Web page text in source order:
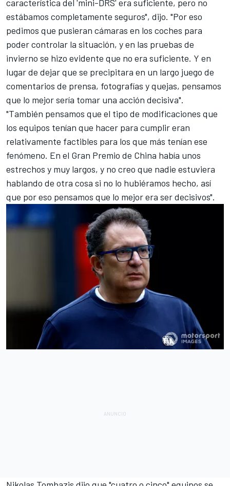
característica del 'mini-DRS' era suficiente, pero no
estábamos completamente seguros", dijo. "Por eso
pedimos que pusieran cámaras en los coches para
poder controlar la situación, y en las pruebas de
invierno se hizo evidente que no era suficiente. Y en
lugar de dejar que se precipitara en un largo juego de
comentarios de prensa, fotografías y quejas, pensamos
que lo mejor sería tomar una acción decisiva".
"También pensamos que el tipo de modificaciones que
los equipos tenían que hacer para cumplir eran
relativamente factibles para los que más tenían ese
fenómeno. En el Gran Premio de China había unos
estrechos y muy largos, y no creo que nadie estuviera
hablando de otra cosa si no lo hubiéramos hecho, así
que por eso pensamos que lo mejor era ser decisivos".